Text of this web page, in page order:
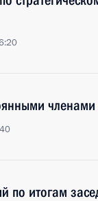
членами
по итогам